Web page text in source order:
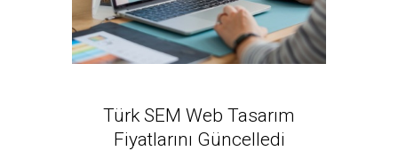
Türk SEM Web Tasarım
Fiyatlarını Güncelledi